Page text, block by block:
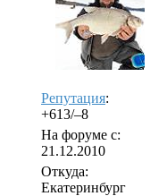
Репутация:
+613/–8
На форуме с:
21.12.2010
Откуда:
Екатеринбург